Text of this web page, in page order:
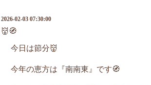
2026-02-03 07:30:00
👹🧭
今日は節分👹
今年の恵方は『南南東』です🧭